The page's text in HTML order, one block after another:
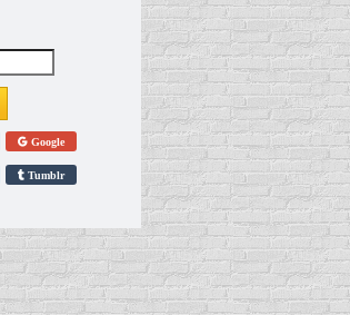
Google
Tumblr